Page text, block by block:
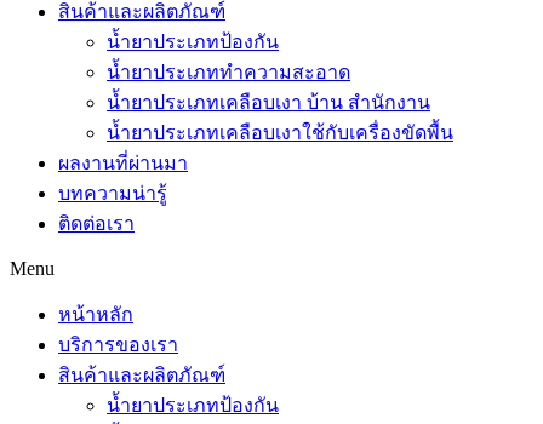
สินค้าและผลิตภัณฑ์
น้ำยาประเภทป้องกัน
น้ำยาประเภททำความสะอาด
น้ำยาประเภทเคลือบเงา บ้าน สำนักงาน
น้ำยาประเภทเคลือบเงาใช้กับเครื่องขัดพื้น
ผลงานที่ผ่านมา
บทความน่ารู้
ติดต่อเรา
Menu
หน้าหลัก
บริการของเรา
สินค้าและผลิตภัณฑ์
น้ำยาประเภทป้องกัน